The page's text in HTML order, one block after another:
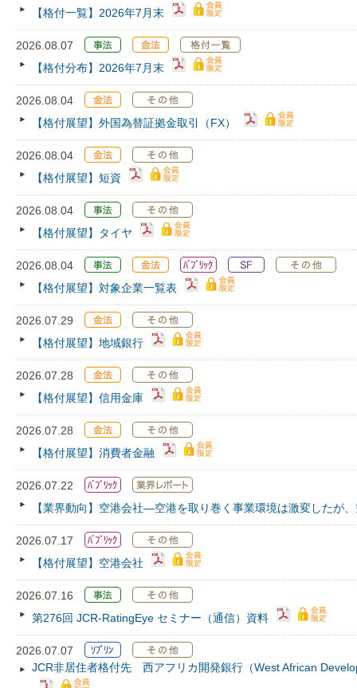
【格付一覧】2026年7月末
2026.08.07
【格付分布】2026年7月末
2026.08.04
【格付展望】外国為替証拠金取引（FX）
2026.08.04
【格付展望】短資
2026.08.04
【格付展望】タイヤ
2026.08.04
【格付展望】対象企業一覧表
2026.07.29
【格付展望】地域銀行
2026.07.28
【格付展望】信用金庫
2026.07.28
【格付展望】消費者金融
2026.07.22
【業界動向】空港会社―空港を取り巻く事業環境は激変したが
2026.07.17
【格付展望】空港会社
2026.07.16
第276回 JCR‐RatingEye セミナー（通信）資料
2026.07.07
JCR非居住者格付先 西アフリカ開発銀行（West African